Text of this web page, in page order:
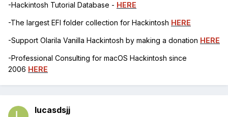
-Hackintosh Tutorial Database - HERE
-The largest EFI folder collection for Hackintosh HERE
-Support Olarila Vanilla Hackintosh by making a donation HERE
-Professional Consulting for macOS Hackintosh since
2006 HERE
lucasdsjj